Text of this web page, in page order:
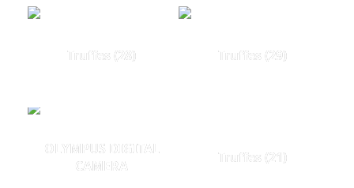
Truffes (28) Truffes (29)
OLYMPUS DIGITAL
CAMERA
Truffes (21)